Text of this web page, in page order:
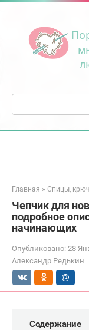
Перейти
контенту
Поиск:
Главная » Спицы,
Чепчик для
подробное
начинающих
Опубликовано: 28
Александр Редькин
Содержание